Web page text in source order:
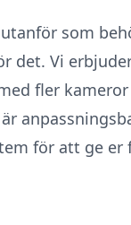
som
det. Vi
fler
för att ge